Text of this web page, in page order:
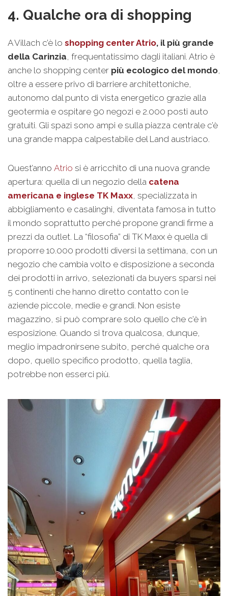
4. Qualche ora di shopping
A Villach c’è lo shopping center Atrio, il più grande
della Carinzia, frequentatissimo dagli italiani. Atrio è
anche lo shopping center più ecologico del mondo,
oltre a essere privo di barriere architettoniche,
autonomo dal punto di vista energetico grazie alla
geotermia e ospitare 90 negozi e 2.000 posti auto
gratuiti. Gli spazi sono ampi e sulla piazza centrale c’è
una grande mappa calpestabile del Land austriaco.
Quest’anno Atrio si è arricchito di una nuova grande
apertura: quella di un negozio della catena
americana e inglese TK Maxx, specializzata in
abbigliamento e casalinghi, diventata famosa in tutto
il mondo soprattutto perché propone grandi firme a
prezzi da outlet. La “filosofia” di TK Maxx è quella di
proporre 10.000 prodotti diversi la settimana, con un
negozio che cambia volto e disposizione a seconda
dei prodotti in arrivo, selezionati da buyers sparsi nei
5 continenti che hanno diretto contatto con le
aziende piccole, medie e grandi. Non esiste
magazzino, si può comprare solo quello che c’è in
esposizione. Quando si trova qualcosa, dunque,
meglio impadronirsene subito, perché qualche ora
dopo, quello specifico prodotto, quella taglia,
potrebbe non esserci più.